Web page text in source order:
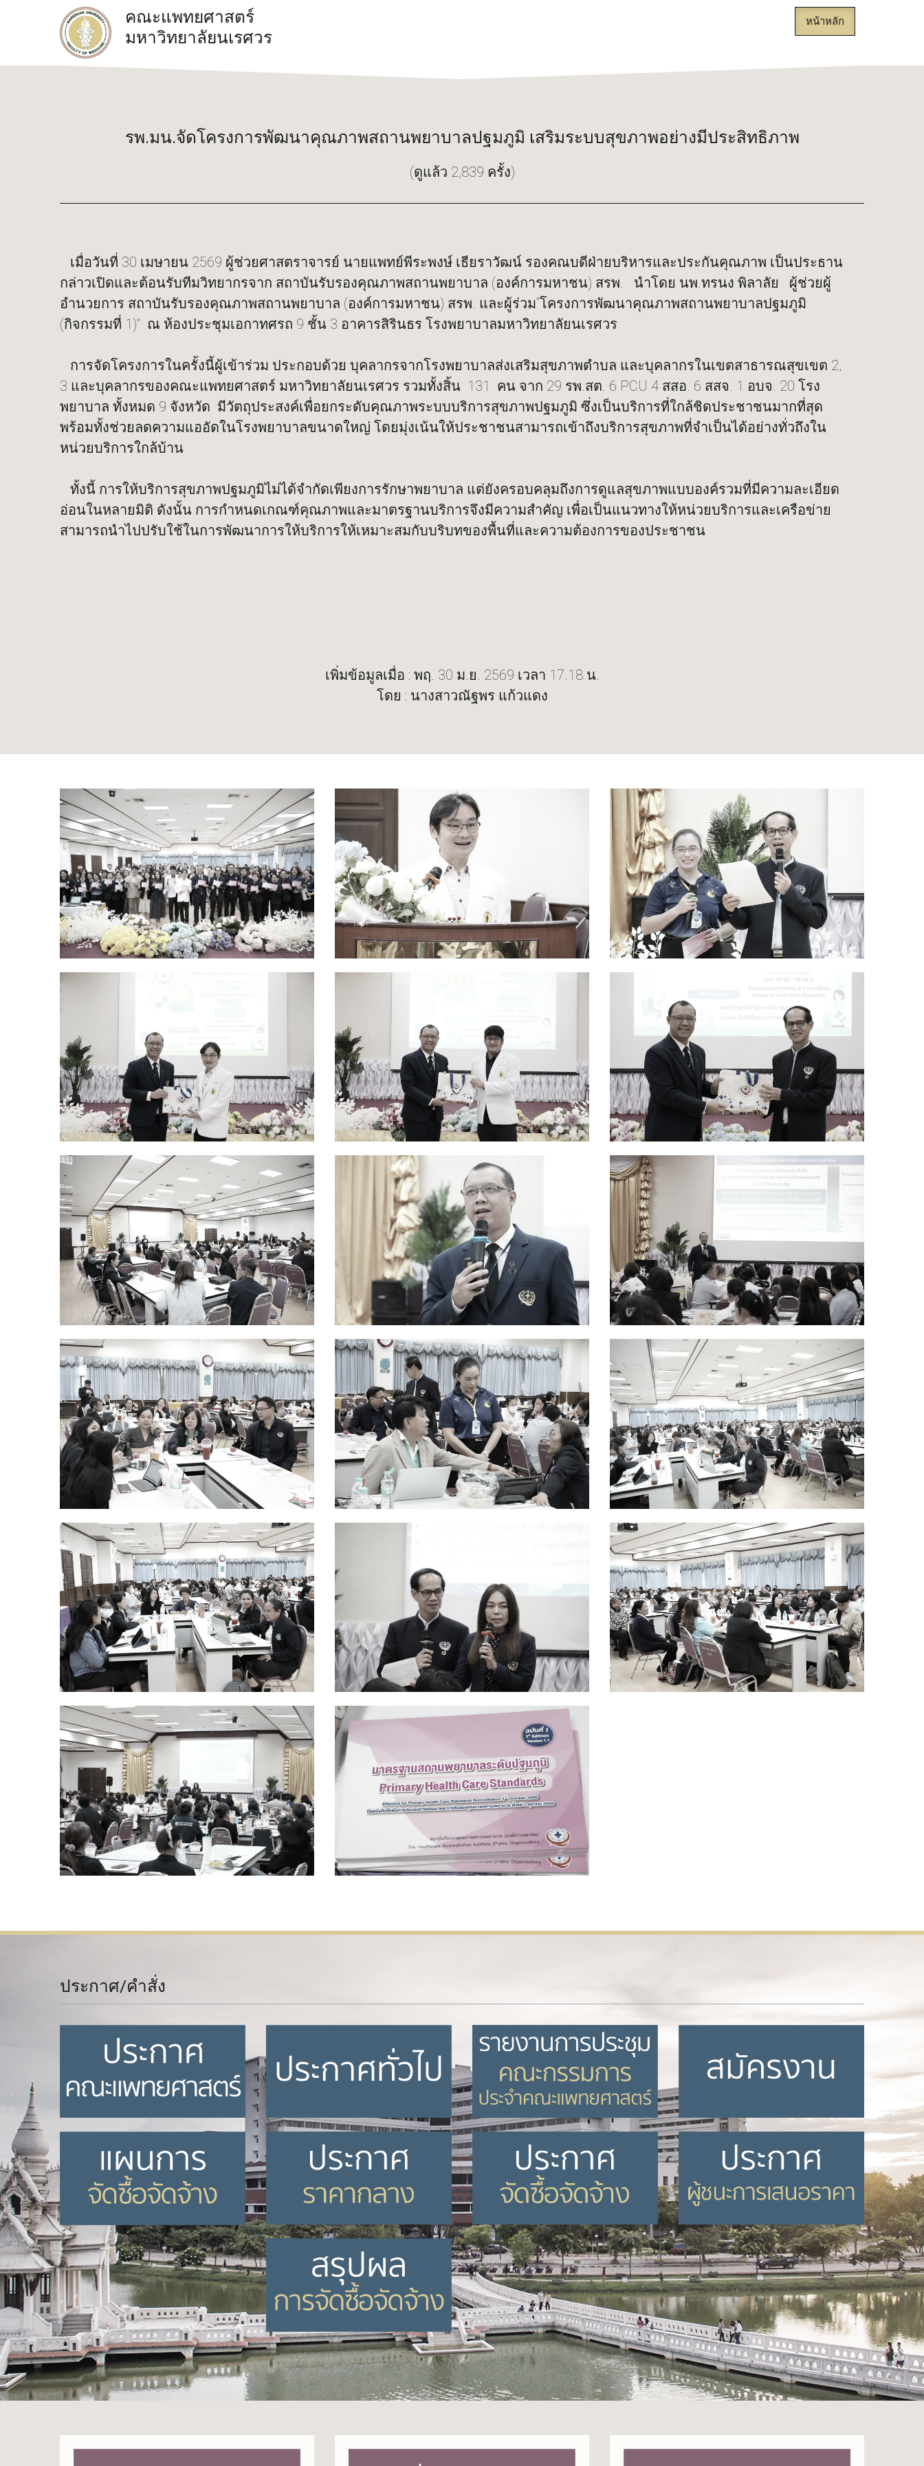
คณะแพทยศาสตร์
มหาวิทยาลัยนเรศวร
หน้าหลัก
รพ.มน.จัดโครงการพัฒนาคุณภาพสถานพยาบาลปฐมภูมิ เสริมระบบสุขภาพอย่างมีประสิทธิภาพ
(ดูแล้ว 2,839 ครั้ง)
เมื่อวันที่ 30 เมษายน 2569 ผู้ช่วยศาสตราจารย์ นายแพทย์พีระพงษ์ เธียราวัฒน์ รองคณบดีฝ่ายบริหารและประกันคุณภาพ เป็นประธาน
กล่าวเปิดและต้อนรับทีมวิทยากรจาก สถาบันรับรองคุณภาพสถานพยาบาล (องค์การมหาชน) สรพ. นำโดย นพ.ทรนง พิลาลัย ผู้ช่วยผู้
อำนวยการ สถาบันรับรองคุณภาพสถานพยาบาล (องค์การมหาชน) สรพ. และผู้ร่วม“โครงการพัฒนาคุณภาพสถานพยาบาลปฐมภูมิ
(กิจกรรมที่ 1)” ณ ห้องประชุมเอกาทศรถ 9 ชั้น 3 อาคารสิรินธร โรงพยาบาลมหาวิทยาลัยนเรศวร
การจัดโครงการในครั้งนี้ผู้เข้าร่วม ประกอบด้วย บุคลากรจากโรงพยาบาลส่งเสริมสุขภาพตำบล และบุคลากรในเขตสาธารณสุขเขต 2,
3 และบุคลากรของคณะแพทยศาสตร์ มหาวิทยาลัยนเรศวร รวมทั้งสิ้น 131 คน จาก 29 รพ.สต. 6 PCU 4 สสอ. 6 สสจ. 1 อบจ. 20 โรง
พยาบาล ทั้งหมด 9 จังหวัด มีวัตถุประสงค์เพื่อยกระดับคุณภาพระบบบริการสุขภาพปฐมภูมิ ซึ่งเป็นบริการที่ใกล้ชิดประชาชนมากที่สุด
พร้อมทั้งช่วยลดความแออัดในโรงพยาบาลขนาดใหญ่ โดยมุ่งเน้นให้ประชาชนสามารถเข้าถึงบริการสุขภาพที่จำเป็นได้อย่างทั่วถึงใน
หน่วยบริการใกล้บ้าน
ทั้งนี้ การให้บริการสุขภาพปฐมภูมิไม่ได้จำกัดเพียงการรักษาพยาบาล แต่ยังครอบคลุมถึงการดูแลสุขภาพแบบองค์รวมที่มีความละเอียด
อ่อนในหลายมิติ ดังนั้น การกำหนดเกณฑ์คุณภาพและมาตรฐานบริการจึงมีความสำคัญ เพื่อเป็นแนวทางให้หน่วยบริการและเครือข่าย
สามารถนำไปปรับใช้ในการพัฒนาการให้บริการให้เหมาะสมกับบริบทของพื้นที่และความต้องการของประชาชน
เพิ่มข้อมูลเมื่อ : พฤ. 30 ม.ย. 2569 เวลา 17.18 น.
โดย : นางสาวณัฐพร แก้วแดง
ประกาศ/คำสั่ง